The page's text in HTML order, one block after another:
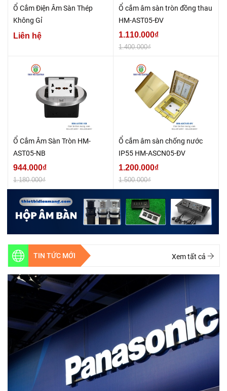
Ổ Cắm Điện Âm Sàn Thép
Không Gỉ
Liên hệ
Ổ cắm âm sàn tròn đồng thau
HM-AST05-ĐV
1.110.000₫
1.400.000₫
Ổ Cắm Âm Sàn Tròn HM-
AST05-NB
944.000₫
1.180.000₫
Ổ cắm âm sàn chống nước
IP55 HM-ASCN05-ĐV
1.200.000₫
1.500.000₫
TIN TỨC MỚI Xem tất cả